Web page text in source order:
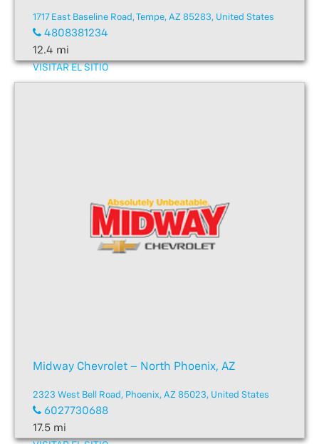
1717 East Baseline Road, Tempe, AZ 85283, United States
4808381234
12.4 mi
VISITAR EL SITIO
Midway Chevrolet – North Phoenix, AZ
2323 West Bell Road, Phoenix, AZ 85023, United States
6027730688
17.5 mi